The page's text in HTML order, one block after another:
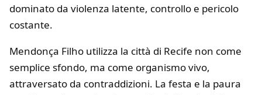
dominato da violenza latente, controllo e pericolo
costante.
Mendonça Filho utilizza la città di Recife non come
semplice sfondo, ma come organismo vivo,
attraversato da contraddizioni. La festa e la paura